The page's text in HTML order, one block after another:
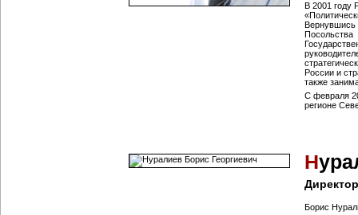
В 2001 году
Вернувшись
Посольства
России и
также
С февраля
регионе
Н
Борис